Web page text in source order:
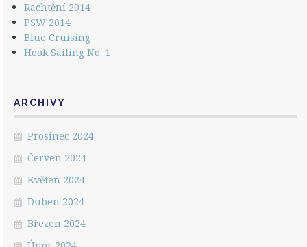
Rachtění 2014
PSW 2014
Blue Cruising
Hook Sailing No. 1
ARCHIVY
Prosinec 2024
Červen 2024
Květen 2024
Duben 2024
Březen 2024